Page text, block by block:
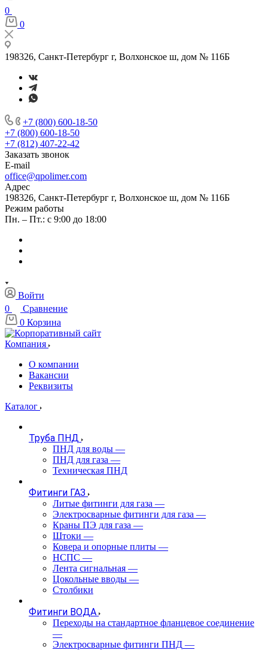
0
0
198326, Санкт-Петербург г, Волхонское ш, дом № 116Б
+7 (800) 600-18-50
+7 (800) 600-18-50
+7 (812) 407-22-42
Заказать звонок
E-mail
office@qpolimer.com
Адрес
198326, Санкт-Петербург г, Волхонское ш, дом № 116Б
Режим работы
Пн. – Пт.: с 9:00 до 18:00
Войти
0
Сравнение
0 Корзина
Компания
О компании
Вакансии
Реквизиты
Каталог
Труба ПНД
ПНД для воды —
ПНД для газа —
Техническая ПНД
Фитинги ГАЗ
Литые фитинги для газа —
Электросварные фитинги для газа —
Краны ПЭ для газа —
Штоки —
Ковера и опорные плиты —
НСПС —
Лента сигнальная —
Цокольные вводы —
Столбики
Фитинги ВОДА
Переходы на стандартное фланцевое соединение
—
Электросварные фитинги ПНД —